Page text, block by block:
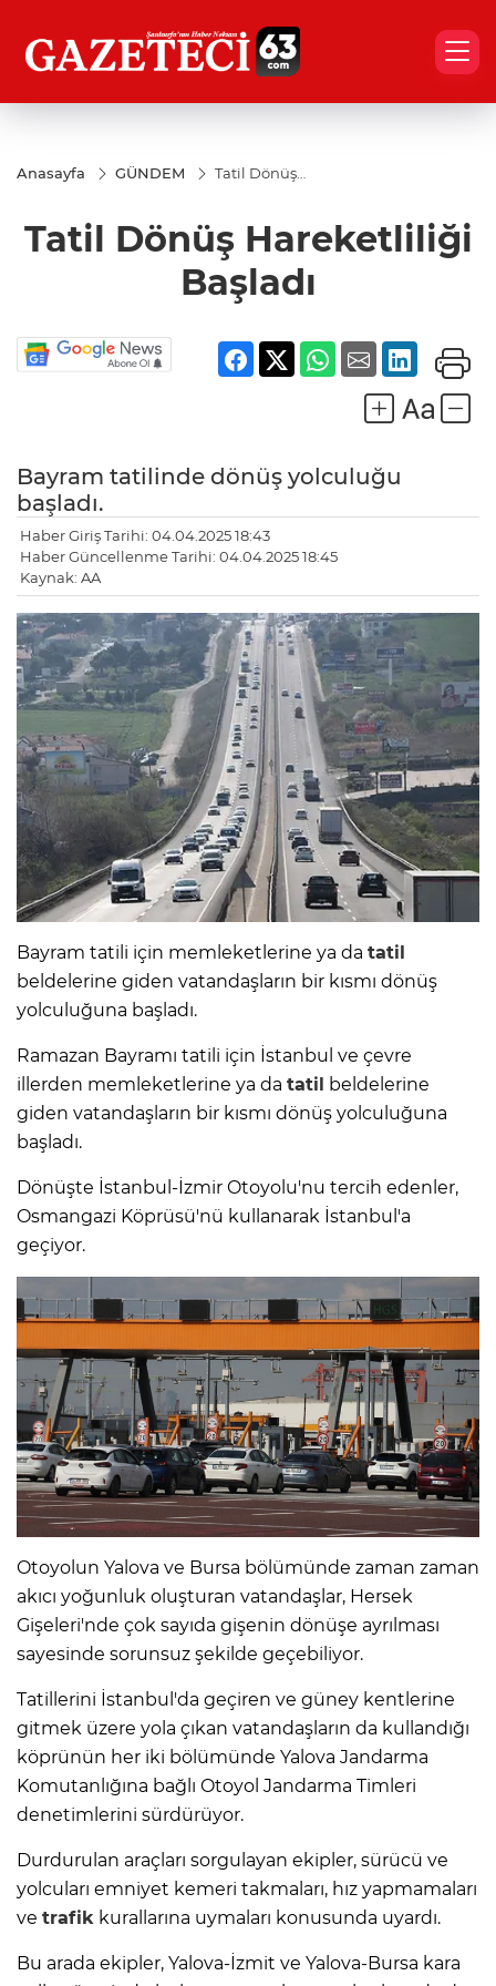
Anasayfa GÜNDEM
Tatil Dönüş
Tatil Dönüş Hareketliliği
Başladı
Bayram tatilinde dönüş yolculuğu
başladı.
Haber Giriş Tarihi: 04.04.2025 18:43
Haber Güncellenme Tarihi: 04.04.2025 18:45
Kaynak: AA
Bayram tatili için memleketlerine ya da tatil
beldelerine giden vatandaşların bir kısmı dönüş
yolculuğuna başladı.
Ramazan Bayramı tatili için İstanbul ve çevre
illerden memleketlerine ya da tatil beldelerine
giden vatandaşların bir kısmı dönüş yolculuğuna
başladı.
Dönüşte İstanbul-İzmir Otoyolu'nu tercih edenler,
Osmangazi Köprüsü'nü kullanarak İstanbul'a
geçiyor.
Otoyolun Yalova ve Bursa bölümünde zaman zaman
akıcı yoğunluk oluşturan vatandaşlar, Hersek
Gişeleri'nde çok sayıda gişenin dönüşe ayrılması
sayesinde sorunsuz şekilde geçebiliyor.
Tatillerini İstanbul'da geçiren ve güney kentlerine
gitmek üzere yola çıkan vatandaşların da kullandığı
köprünün her iki bölümünde Yalova Jandarma
Komutanlığına bağlı Otoyol Jandarma Timleri
denetimlerini sürdürüyor.
Durdurulan araçları sorgulayan ekipler, sürücü ve
yolcuları emniyet kemeri takmaları, hız yapmamaları
ve trafik kurallarına uymaları konusunda uyardı.
Bu arada ekipler, Yalova-İzmit ve Yalova-Bursa kara